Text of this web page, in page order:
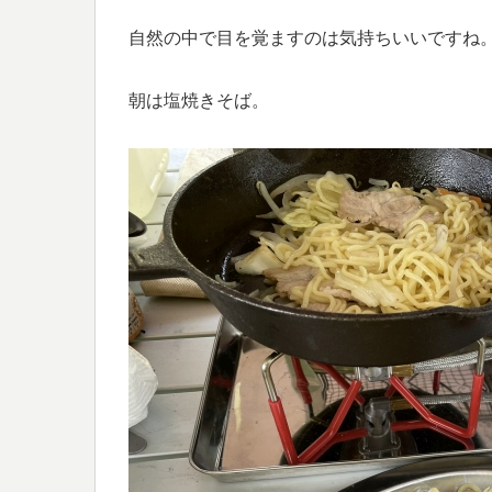
自然の中で目を覚ますのは気持ちいいですね
朝は塩焼きそば。